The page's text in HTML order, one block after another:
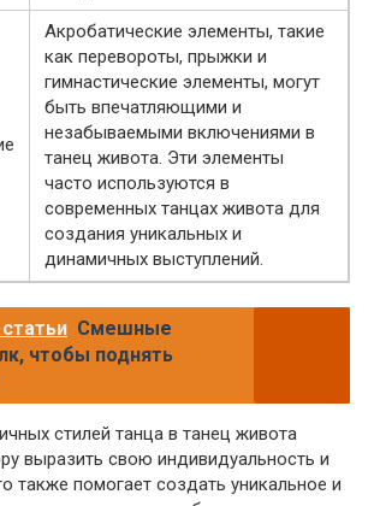
Акробатические элементы, такие
как перевороты, прыжки и
гимнастические элементы, могут
быть впечатляющими и
незабываемыми включениями в
танец живота. Эти элементы
часто используются в
современных танцах живота для
создания уникальных и
динамичных выступлений.
Смешные
чтобы поднять
стилей танца в танец живота
выразить свою индивидуальность и
также помогает создать уникальное и